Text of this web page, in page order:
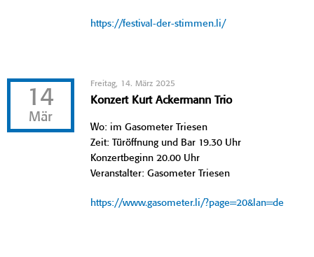
https://festival-der-stimmen.li/
14
Mär
Freitag, 14. März 2025
Konzert Kurt Ackermann Trio
Wo: im Gasometer Triesen
Zeit: Türöffnung und Bar 19.30 Uhr
Konzertbeginn 20.00 Uhr
Veranstalter: Gasometer Triesen
https://www.gasometer.li/?page=20&lan=de